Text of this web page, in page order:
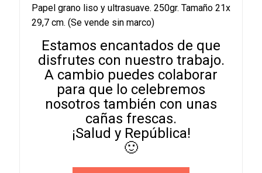
Papel grano liso y ultrasuave. 250gr. Tamaño 21x
29,7 cm. (Se vende sin marco)
Estamos encantados de que
disfrutes con nuestro trabajo.
A cambio puedes colaborar
para que lo celebremos
nosotros también con unas
cañas frescas.
¡Salud y República!
🙂